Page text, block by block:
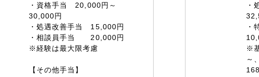
・資格手当 20,000円～
30,000円
・処遇改善手当 15,000円
・相談員手当 20,000円
※経験は最大限考慮
【その他手当】
・
・
※
～